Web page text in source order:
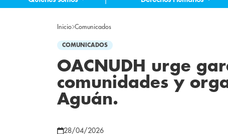
Inicio Comunicados
COMUNICADOS
OACNUDH urge
comunidades y
Aguán.
28/04/2026